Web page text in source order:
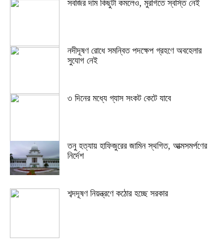
সবজির দাম কিছুটা কমলেও, মুরগিতে স্বস্তি নেই
নদীদূষণ রোধে সমন্বিত পদক্ষেপ গ্রহণে অবহেলার
সুযোগ নেই
৩ দিনের মধ্যে গ্যাস সংকট কেটে যাবে
তনু হত্যায় হাফিজুরের জামিন স্থগিত, আত্মসমর্পণের
নির্দেশ
শব্দদূষণ নিয়ন্ত্রণে কঠোর হচ্ছে সরকার